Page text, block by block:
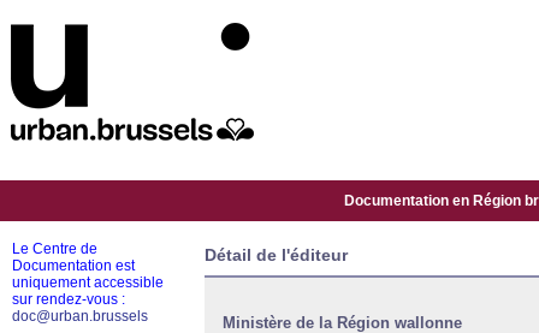
Documentation en Région
Détail de l'éditeur
Ministère de la Région wallonne
Le Centre de
Documentation est
uniquement accessible
sur rendez-vous :
doc@urban.brussels